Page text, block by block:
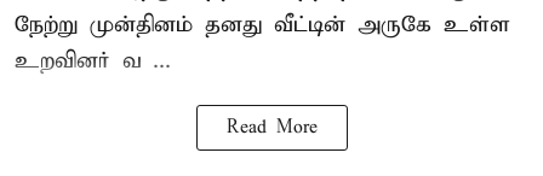
நேற்று முன்தினம் தனது வீட்டின் அருகே உள்ள
உறவினர் வ ...
Read More